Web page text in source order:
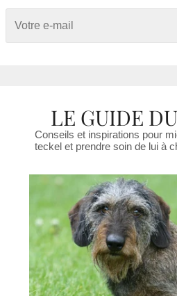
Conseils et inspirations pour
teckel et prendre soin de lui à
LE GUIDE